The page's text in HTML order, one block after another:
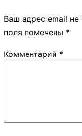
Ваш адрес email не
поля помечены *
Комментарий *